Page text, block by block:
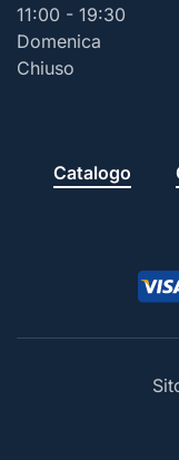
11:00 - 19:30
Domenica
Chiuso
Catalogo